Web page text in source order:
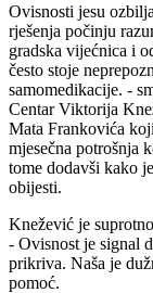
Ovisnosti jesu
rješenja počinju
gradska vijećnica i
često stoje
samomedikacije. -
Centar Viktorija
Mata Frankovića
mjesečna potrošnja
tome dodavši kako
obijesti.
Knežević je
- Ovisnost je signal
prikriva. Naša je
pomoć.